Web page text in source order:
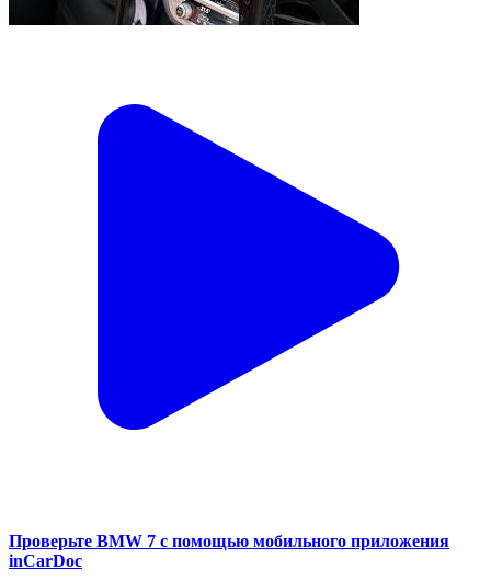
Проверьте BMW 7 с помощью мобильного приложения
inCarDoc